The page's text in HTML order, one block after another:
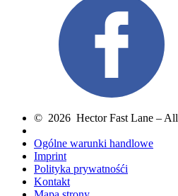
© 2026 Hector Fast Lane – All
Ogólne warunki handlowe
Imprint
Polityka prywatnośći
Kontakt